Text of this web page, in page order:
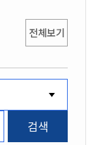
전체보기
검색